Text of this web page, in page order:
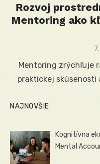
Rozvoj
Mentoring ako
Mentoring zrýchľuje
praktickej skúsenosti
NAJNOVŠIE
Kognitívna
Mental